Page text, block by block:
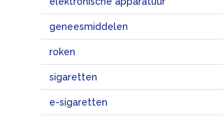
geneesmiddelen
roken
sigaretten
e-sigaretten